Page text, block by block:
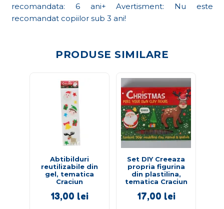
recomandata: 6 ani+ Avertisment: Nu este
recomandat copiilor sub 3 ani!
PRODUSE SIMILARE
Abtibilduri
reutilizabile din
gel, tematica
Craciun
13,00 lei
Set DIY Creeaza
propria figurina
din plastilina,
tematica Craciun
17,00 lei